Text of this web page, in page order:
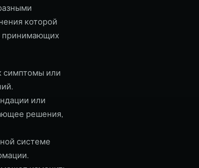
которой
принимающих
симптомы или
или
решения,
системе